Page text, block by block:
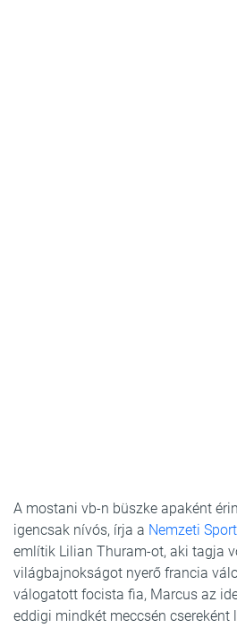
A mostani vb-n büszke apaként
igencsak nívós, írja a Nemzeti
említik Lilian Thuram-ot, aki tagja
világbajnokságot nyerő francia
válogatott focista fia, Marcus az
eddigi mindkét meccsén csereként